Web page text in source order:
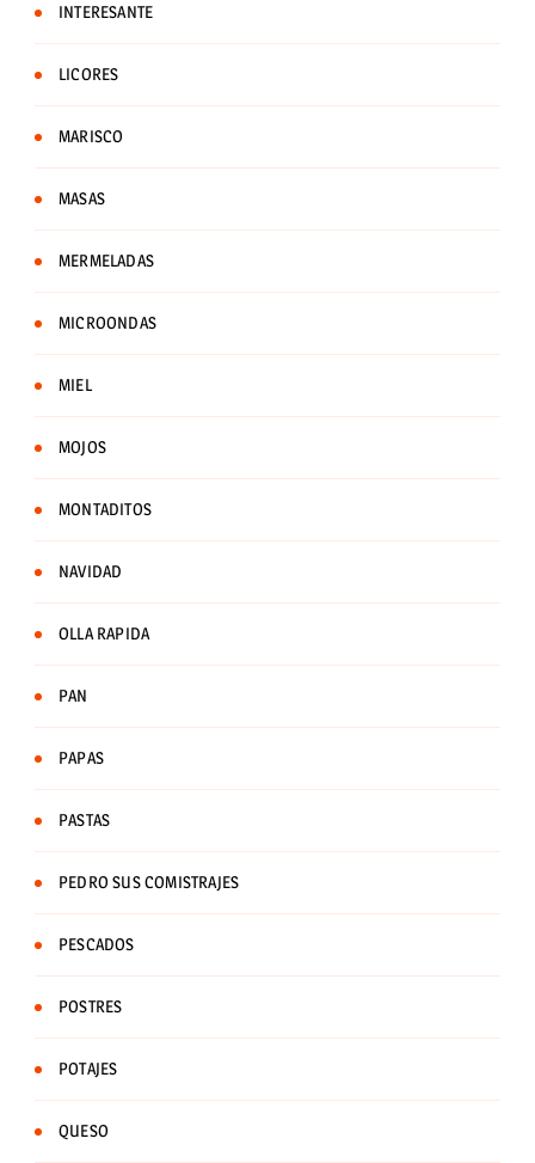
INTERESANTE
LICORES
MARISCO
MASAS
MERMELADAS
MICROONDAS
MIEL
MOJOS
MONTADITOS
NAVIDAD
OLLA RAPIDA
PAN
PAPAS
PASTAS
PEDRO SUS COMISTRAJES
PESCADOS
POSTRES
POTAJES
QUESO